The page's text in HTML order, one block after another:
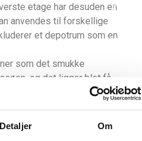
Detaljer Om
etage har desuden en
anvendes til forskellige
et depotrum som en
som det smukke
og det ligger blot få
Du kan også tage en
Alt er inden for
Station, som ligger blot 400
Ja